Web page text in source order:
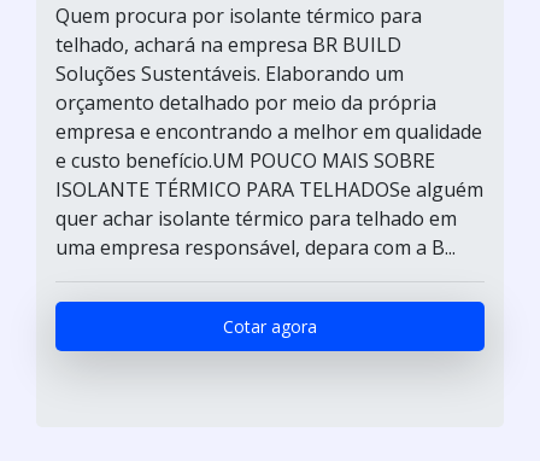
Quem procura por isolante térmico para
telhado, achará na empresa BR BUILD
Soluções Sustentáveis. Elaborando um
orçamento detalhado por meio da própria
empresa e encontrando a melhor em qualidade
e custo benefício.UM POUCO MAIS SOBRE
ISOLANTE TÉRMICO PARA TELHADOSe alguém
quer achar isolante térmico para telhado em
uma empresa responsável, depara com a B...
Cotar agora